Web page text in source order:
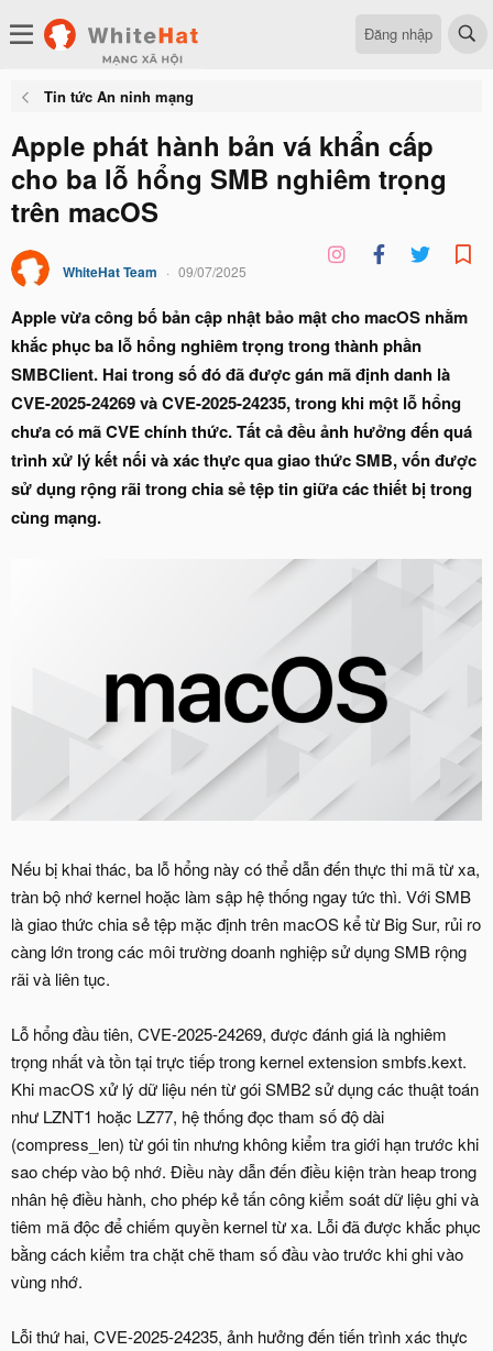
Đăng nhập
Tin tức An ninh mạng
Apple phát hành bản vá khẩn cấp
cho ba lỗ hổng SMB nghiêm trọng
trên macOS
WhiteHat Team 09/07/2025
Apple vừa công bố bản cập nhật bảo mật cho macOS nhằm
khắc phục ba lỗ hổng nghiêm trọng trong thành phần
SMBClient. Hai trong số đó đã được gán mã định danh là
CVE-2025-24269 và CVE-2025-24235, trong khi một lỗ hổng
chưa có mã CVE chính thức. Tất cả đều ảnh hưởng đến quá
trình xử lý kết nối và xác thực qua giao thức SMB, vốn được
sử dụng rộng rãi trong chia sẻ tệp tin giữa các thiết bị trong
cùng mạng.
Nếu bị khai thác, ba lỗ hổng này có thể dẫn đến thực thi mã từ xa,
tràn bộ nhớ kernel hoặc làm sập hệ thống ngay tức thì. Với SMB
là giao thức chia sẻ tệp mặc định trên macOS kể từ Big Sur, rủi ro
càng lớn trong các môi trường doanh nghiệp sử dụng SMB rộng
rãi và liên tục.
Lỗ hổng đầu tiên, CVE-2025-24269, được đánh giá là nghiêm
trọng nhất và tồn tại trực tiếp trong kernel extension smbfs.kext.
Khi macOS xử lý dữ liệu nén từ gói SMB2 sử dụng các thuật toán
như LZNT1 hoặc LZ77, hệ thống đọc tham số độ dài
(compress_len) từ gói tin nhưng không kiểm tra giới hạn trước khi
sao chép vào bộ nhớ. Điều này dẫn đến điều kiện tràn heap trong
nhân hệ điều hành, cho phép kẻ tấn công kiểm soát dữ liệu ghi và
tiêm mã độc để chiếm quyền kernel từ xa. Lỗi đã được khắc phục
bằng cách kiểm tra chặt chẽ tham số đầu vào trước khi ghi vào
vùng nhớ.
Lỗi thứ hai, CVE-2025-24235, ảnh hưởng đến tiến trình xác thực